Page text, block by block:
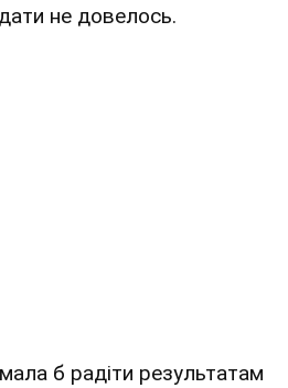
не довелось.
б радіти результатам